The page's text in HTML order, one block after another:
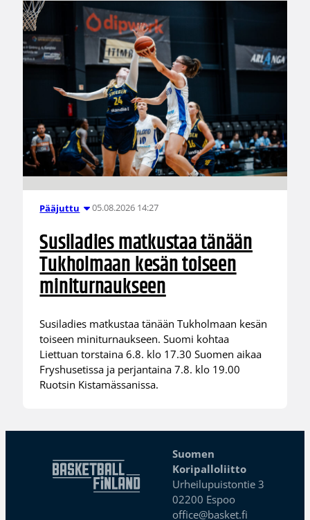
Pääjuttu 05.08.2026 14:27
Susiladies matkustaa tänään
Tukholmaan kesän toiseen
miniturnaukseen
Susiladies matkustaa tänään Tukholmaan kesän
toiseen miniturnaukseen. Suomi kohtaa
Liettuan torstaina 6.8. klo 17.30 Suomen aikaa
Fryshusetissa ja perjantaina 7.8. klo 19.00
Ruotsin Kistamässanissa.
Suomen
Koripalloliitto
Urheilupuistontie 3
02200 Espoo
office@basket.fi